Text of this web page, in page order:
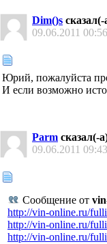
Dim()s сказал(-
09.06.2011 00:56
Юрий, пожалуйста
И если возможно
Parm сказал(-
09.06.2011 09:43
Сообщение от
http://vin-online.ru/
http://vin-online.ru/
http://vin-online.ru/